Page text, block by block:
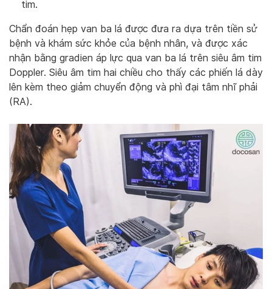
tim.
Chẩn đoán hẹp van ba lá được đưa ra dựa trên tiền sử
bệnh và khám sức khỏe của bệnh nhân, và được xác
nhận bằng gradien áp lực qua van ba lá trên siêu âm tim
Doppler. Siêu âm tim hai chiều cho thấy các phiến lá dày
lên kèm theo giảm chuyển động và phì đại tâm nhĩ phải
(RA).